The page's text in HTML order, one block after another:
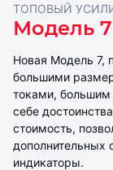
ТОПОВЫЙ
Модель 7
Новая Модель 7,
большими
токами,
себе
стоимость,
дополнительных
индикаторы.